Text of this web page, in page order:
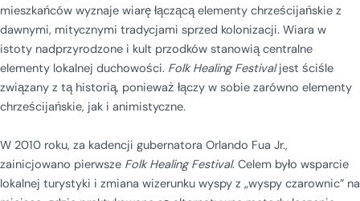
mieszkańców wyznaje wiarę łączącą elementy chrześcijańskie z
dawnymi, mitycznymi tradycjami sprzed kolonizacji. Wiara w
istoty nadprzyrodzone i kult przodków stanowią centralne
elementy lokalnej duchowości. Folk Healing Festivaljest ściśle
związany z tą historią, ponieważ łączy w sobie zarówno elementy
chrześcijańskie, jak i animistyczne.
W 2010 roku, za kadencji gubernatora Orlando Fua Jr.,
zainicjowano pierwsze Folk Healing Festival. Celem było wsparcie
lokalnej turystyki i zmiana wizerunku wyspy z „wyspy czarownic” na